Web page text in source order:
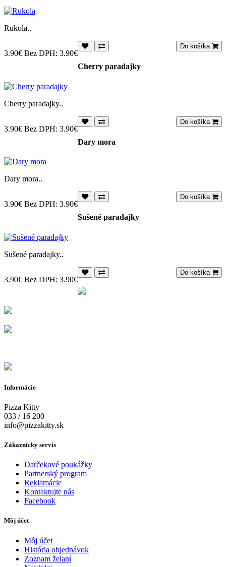
Rukola..
3.90€ Bez DPH: 3.90€
Do košíka
Cherry paradajky
Cherry paradajky..
3.90€ Bez DPH: 3.90€
Do košíka
Dary mora
Dary mora..
3.90€ Bez DPH: 3.90€
Do košíka
Sušené paradajky
Sušené paradajky..
3.90€ Bez DPH: 3.90€
Do košíka
Informácie
Pizza Kitty
033 / 16 200
info@pizzakitty.sk
Zákaznícky servis
Darčekové poukážky
Partnerský program
Reklamácie
Kontaktujte nás
Facebook
Môj účet
Môj účet
História objednávok
Zoznam želaní